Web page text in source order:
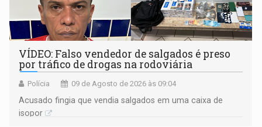
VÍDEO: Falso vendedor de salgados é preso
por tráfico de drogas na rodoviária
Polícia 09 de Agosto de 2026 às 09:04
Acusado fingia que vendia salgados em uma caixa de
isopor